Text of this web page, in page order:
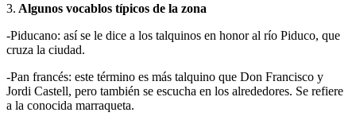
3. Algunos vocablos típicos de la zona
-Piducano: así se le dice a los talquinos en honor al río Piduco, que
cruza la ciudad.
-Pan francés: este término es más talquino que Don Francisco y
Jordi Castell, pero también se escucha en los alrededores. Se refiere
a la conocida marraqueta.